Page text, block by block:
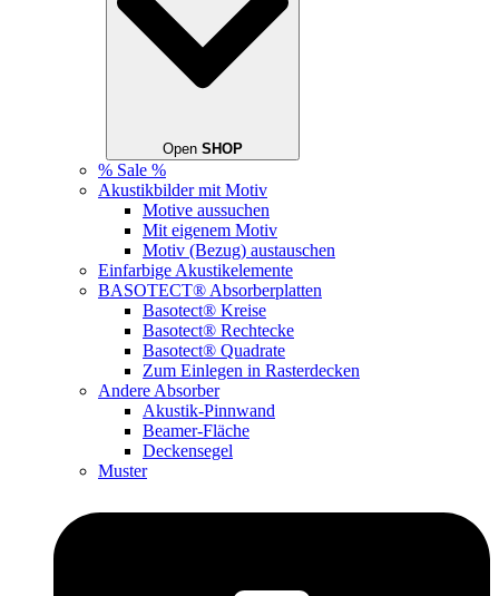
Open SHOP
% Sale %
Akustikbilder mit Motiv
Motive aussuchen
Mit eigenem Motiv
Motiv (Bezug) austauschen
Einfarbige Akustikelemente
BASOTECT® Absorberplatten
Basotect® Kreise
Basotect® Rechtecke
Basotect® Quadrate
Zum Einlegen in Rasterdecken
Andere Absorber
Akustik-Pinnwand
Beamer-Fläche
Deckensegel
Muster